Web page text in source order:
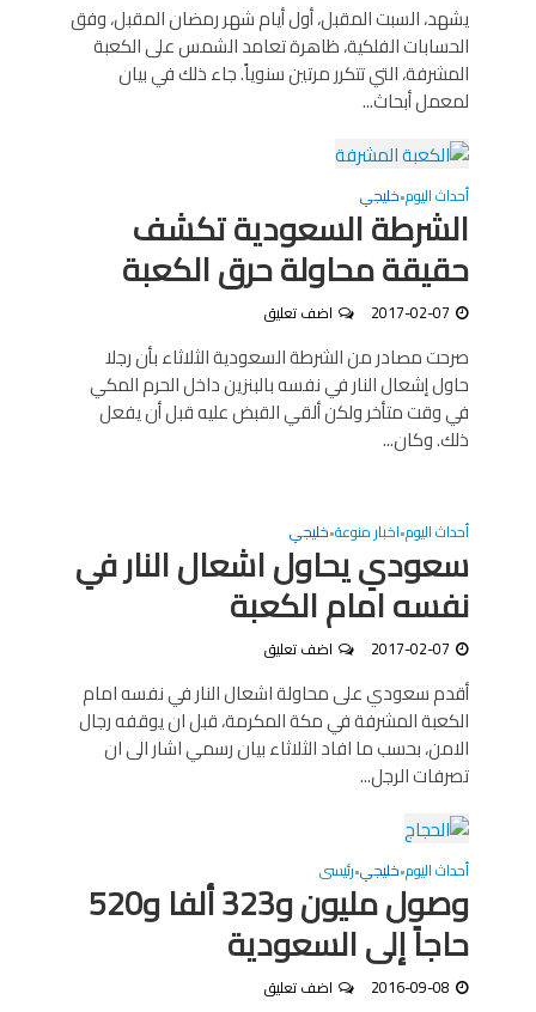
يشهد، السبت المقبل، أول أيام شهر رمضان المقبل، وفق
الحسابات الفلكية، ظاهرة تعامد الشمس على الكعبة
المشرفة، التي تتكرر مرتين سنوياً. جاء ذلك في بيان
لمعمل أبحاث...
أحداث اليوم•خليجي
الشرطة السعودية تكشف
حقيقة محاولة حرق الكعبة
2017-02-07 اضف تعليق
صرحت مصادر من الشرطة السعودية الثلاثاء بأن رجلا
حاول إشعال النار في نفسه بالبنزين داخل الحرم المكي
في وقت متأخر ولكن ألقي القبض عليه قبل أن يفعل
ذلك. وكان...
أحداث اليوم•اخبار منوعة•خليجي
سعودي يحاول اشعال النار في
نفسه امام الكعبة
2017-02-07 اضف تعليق
أقدم سعودي على محاولة اشعال النار في نفسه امام
الكعبة المشرفة في مكة المكرمة، قبل ان يوقفه رجال
الامن، بحسب ما افاد الثلاثاء بيان رسمي اشار الى ان
تصرفات الرجل...
أحداث اليوم•خليجي•رئيسى
وصول مليون و323 ألفا و520
حاجاً إلى السعودية
2016-09-08 اضف تعليق